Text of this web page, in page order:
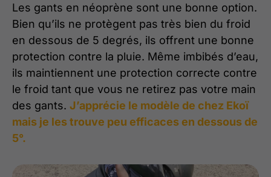
Les gants en néoprène sont une bonne option.
Bien qu’ils ne protègent pas très bien du froid
en dessous de 5 degrés, ils offrent une bonne
protection contre la pluie. Même imbibés d’eau,
ils maintiennent une protection correcte contre
le froid tant que vous ne retirez pas votre main
des gants. J’apprécie le modèle de chez Ekoï
mais je les trouve peu efficaces en dessous de
5°.